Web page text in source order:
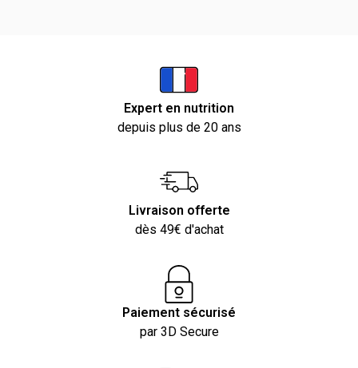
Expert en nutrition
depuis plus de 20 ans
Livraison offerte
dès 49€ d'achat
Paiement sécurisé
par 3D Secure